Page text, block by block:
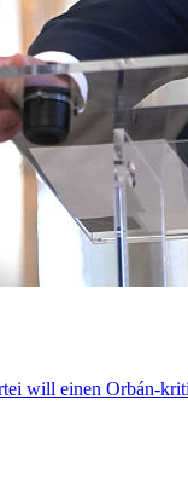
will einen Orbán-